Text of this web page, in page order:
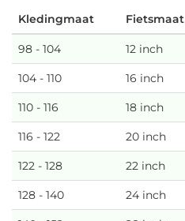
Kledingmaat Fietsmaat
98 - 104 12 inch
104 - 110 16 inch
110 - 116 18 inch
116 - 122 20 inch
122 - 128 22 inch
128 - 140 24 inch